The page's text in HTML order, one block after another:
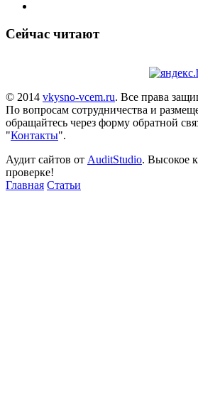
Сейчас читают
© 2014 vkysno-vcem.ru. Все права
По вопросам сотрудничества и
обращайтесь через форму обратной
"Контакты".
Аудит сайтов от AuditStudio. Высокое
проверке!
Главная Статьи